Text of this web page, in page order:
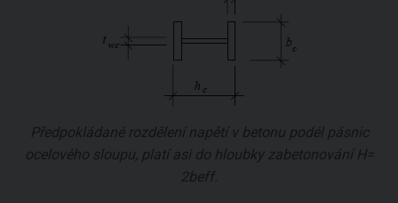
Předpokládané rozdělení napětí v betonu podél pásnic
ocelového sloupu, platí asi do hloubky zabetonování H=
2beff.